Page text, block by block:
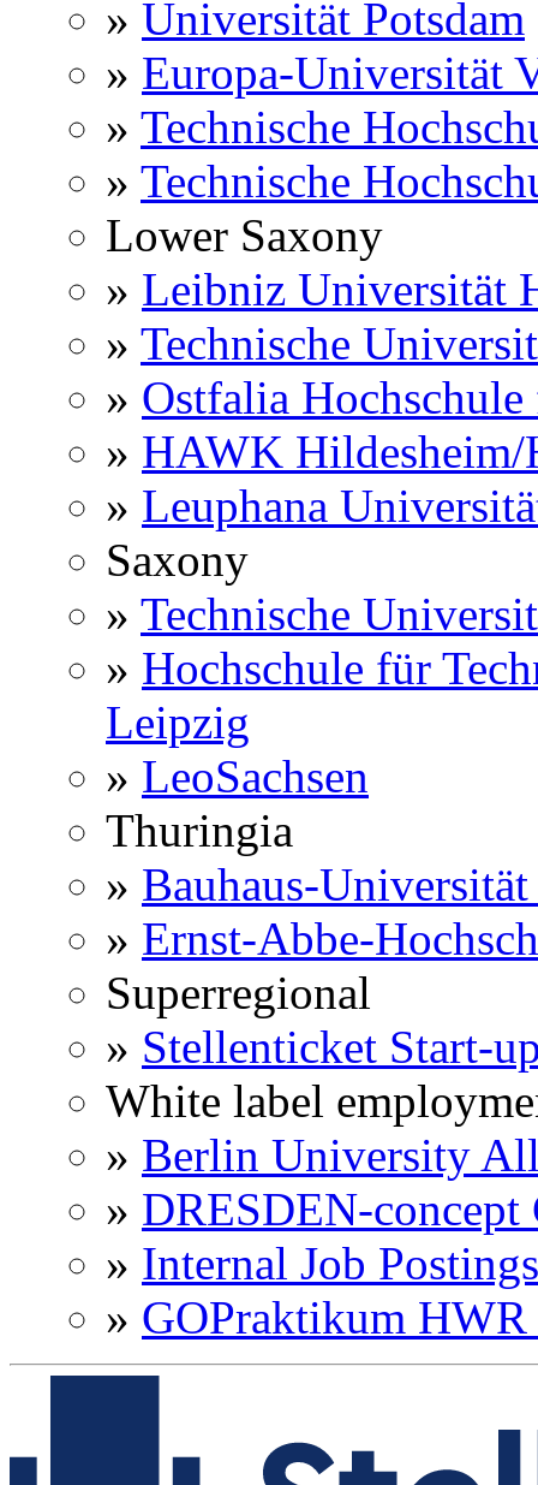
» Universität Potsdam
» Europa-Universität
» Technische
» Technische
Lower Saxony
» Leibniz Universität
» Technische
» Ostfalia Hochschule
» HAWK
» Leuphana
Saxony
» Technische
» Hochschule für
Leipzig
» LeoSachsen
Thuringia
» Bauhaus-
» Ernst-Abbe-
Superregional
» Stellenticket Start-
White label
» Berlin University
» DRESDEN-concept
» Internal Job
» GOPraktikum